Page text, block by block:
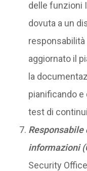
delle funzioni
dovuta a un
aggiornato il
la
pianificando e
test di
informazioni
Security